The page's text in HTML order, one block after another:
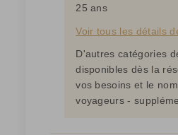
25 ans
Voir tous les détails
D'autres catégories
disponibles dès la
vos besoins et le
voyageurs -